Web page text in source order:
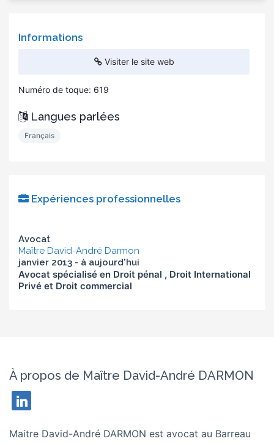
Informations
Visiter le site web
Numéro de toque: 619
Langues parlées
Français
Expériences professionnelles
Avocat
Maître David-André Darmon
janvier 2013 - à aujourd'hui
Avocat spécialisé en Droit pénal , Droit International
Privé et Droit commercial
À propos de Maître David-André DARMON
linkedin
Maitre David-André DARMON est avocat au Barreau